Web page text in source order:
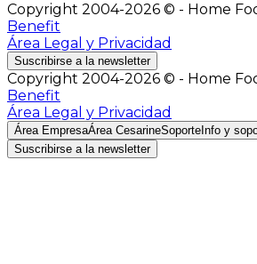
Copyright 2004-2026 © - Home
Benefit
Área Legal y Privacidad
Suscribirse a la newsletter
Copyright 2004-2026 © - Home
Benefit
Área Legal y Privacidad
Área EmpresaÁrea CesarineSoporte Info y
Suscribirse a la newsletter